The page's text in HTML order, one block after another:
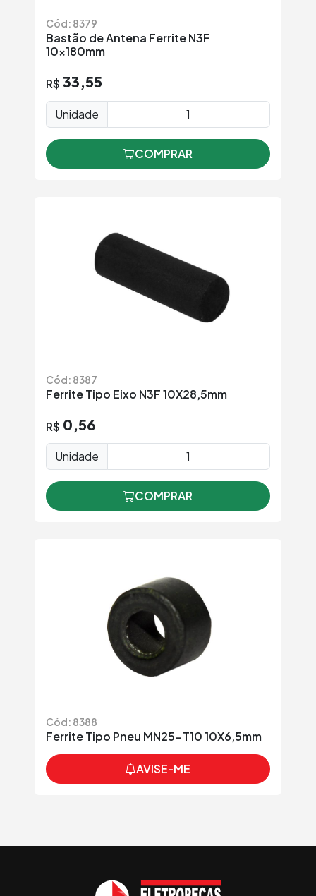
Cód: 8379
Bastão de Antena Ferrite N3F
10x180mm
R$ 33,55
Unidade
COMPRAR
Cód: 8387
Ferrite Tipo Eixo N3F 10X28,5mm
R$ 0,56
Unidade
COMPRAR
Cód: 8388
Ferrite Tipo Pneu MN25-T10 10X6,5mm
AVISE-ME